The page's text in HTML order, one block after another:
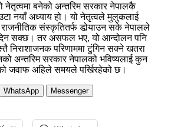
नेतृत्वमा बनेको अन्तरिम सरकार नेपालकै
नयाँ अध्याय हो। यो नेतृत्वले मुलुकलाई
राजनीतिक संस्कृतितर्फ डोर्‍याउन सके नेपालले
सक्छ। तर असफल भए, यो आन्दोलन पनि
परिणाममा टुंगिन सक्ने खतरा
अन्तरिम सरकार नेपालको भविष्यलाई कुन
जवाफ अहिले समयले पर्खिरहेको छ।
WhatsApp Messenger